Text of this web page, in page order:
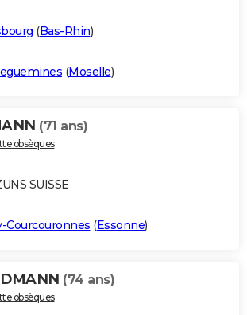
(Bas-Rhin)
(Moselle)
(71 ans)
obsèques
SUISSE
Courcouronnes (Essonne)
(74 ans)
obsèques